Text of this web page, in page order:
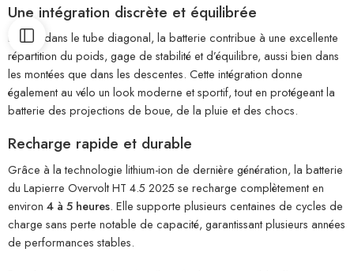
Une intégration discrète et équilibrée
Placée dans le tube diagonal, la batterie contribue à une excellente
répartition du poids, gage de stabilité et d’équilibre, aussi bien dans
les montées que dans les descentes. Cette intégration donne
également au vélo un look moderne et sportif, tout en protégeant la
batterie des projections de boue, de la pluie et des chocs.
Recharge rapide et durable
Grâce à la technologie lithium-ion de dernière génération, la batterie
du Lapierre Overvolt HT 4.5 2025 se recharge complètement en
environ 4 à 5 heures. Elle supporte plusieurs centaines de cycles de
charge sans perte notable de capacité, garantissant plusieurs années
de performances stables.